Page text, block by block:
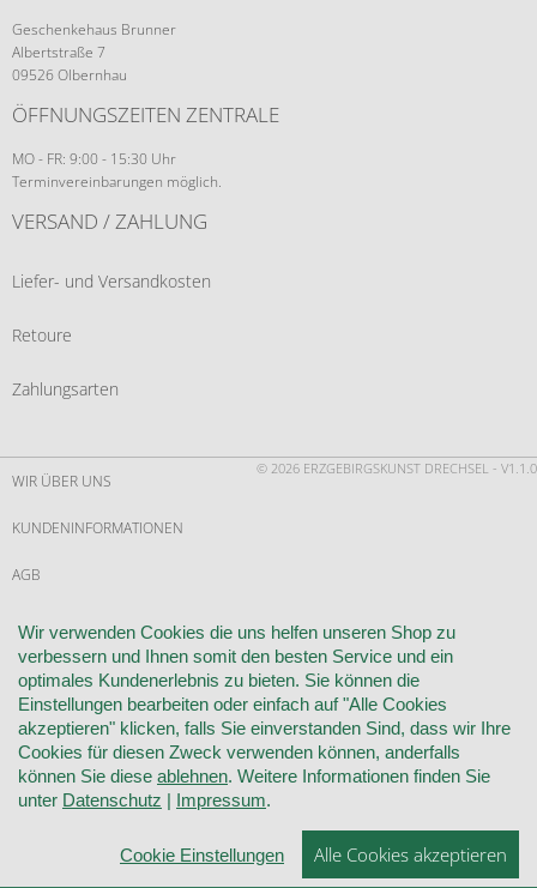
Geschenkehaus Brunner
Albertstraße 7
09526 Olbernhau
ÖFFNUNGSZEITEN ZENTRALE
MO - FR: 9:00 - 15:30 Uhr
Terminvereinbarungen möglich.
VERSAND / ZAHLUNG
Liefer- und Versandkosten
Retoure
Zahlungsarten
© 2026 ERZGEBIRGSKUNST DRECHSEL - V1.1.0
WIR ÜBER UNS
KUNDENINFORMATIONEN
AGB
WIDERRUF
VERTRAG WIDERRUFEN
KONTAKT
DATENSCHUTZ
COOKIE-EINSTELLUNGEN
Wir verwenden Cookies die uns helfen unseren Shop zu
verbessern und Ihnen somit den besten Service und ein
optimales Kundenerlebnis zu bieten. Sie können die
Einstellungen bearbeiten oder einfach auf "Alle Cookies
akzeptieren" klicken, falls Sie einverstanden Sind, dass wir Ihre
Cookies für diesen Zweck verwenden können, anderfalls
können Sie diese ablehnen. Weitere Informationen finden Sie
unter Datenschutz | Impressum.
Cookie Einstellungen Alle Cookies akzeptieren